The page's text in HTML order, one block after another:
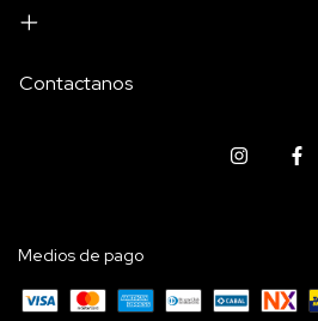
Contactanos
Medios de pago